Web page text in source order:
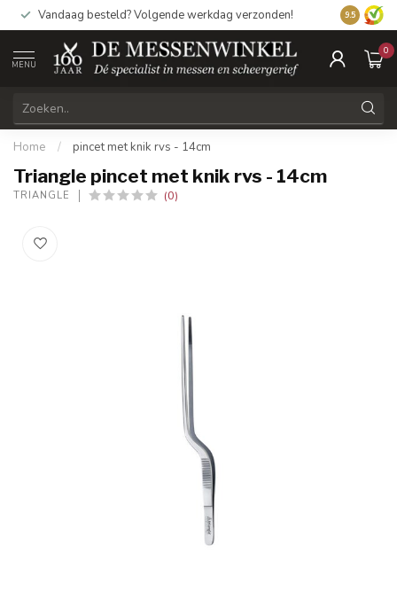
Vandaag besteld? Volgende werkdag verzonden! 9.5
MENU
0
Home / pincet met knik rvs - 14cm
Triangle pincet met knik rvs - 14cm
TRIANGLE (0)